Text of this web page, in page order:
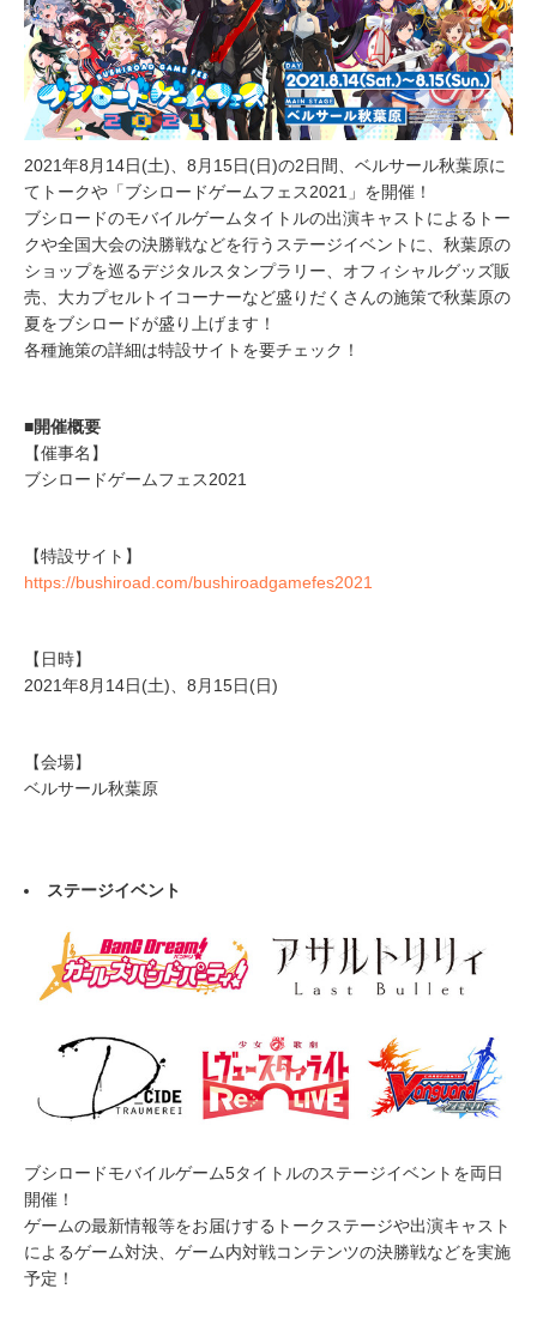
2021年8月14日(土)、8月15日(日)の2日間、ベルサール秋葉原に
てトークや「ブシロードゲームフェス2021」を開催！
ブシロードのモバイルゲームタイトルの出演キャストによるトー
クや全国大会の決勝戦などを行うステージイベントに、秋葉原の
ショップを巡るデジタルスタンプラリー、オフィシャルグッズ販
売、大カプセルトイコーナーなど盛りだくさんの施策で秋葉原の
夏をブシロードが盛り上げます！
各種施策の詳細は特設サイトを要チェック！
■開催概要
【催事名】
ブシロードゲームフェス2021
【特設サイト】
https://bushiroad.com/bushiroadgamefes2021
【日時】
2021年8月14日(土)、8月15日(日)
【会場】
ベルサール秋葉原
ステージイベント
ブシロードモバイルゲーム5タイトルのステージイベントを両日
開催！
ゲームの最新情報等をお届けするトークステージや出演キャスト
によるゲーム対決、ゲーム内対戦コンテンツの決勝戦などを実施
予定！